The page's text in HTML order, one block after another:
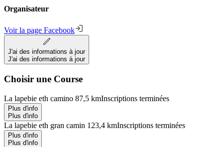
Organisateur
Voir la page Facebook
J'ai des informations à jour
J'ai des informations à jour
Choisir une Course
La lapebie eth camino 87,5 kmInscriptions terminées
Plus d'info
Plus d'info
La lapebie eth gran camin 123,4 kmInscriptions terminées
Plus d'info
Plus d'info